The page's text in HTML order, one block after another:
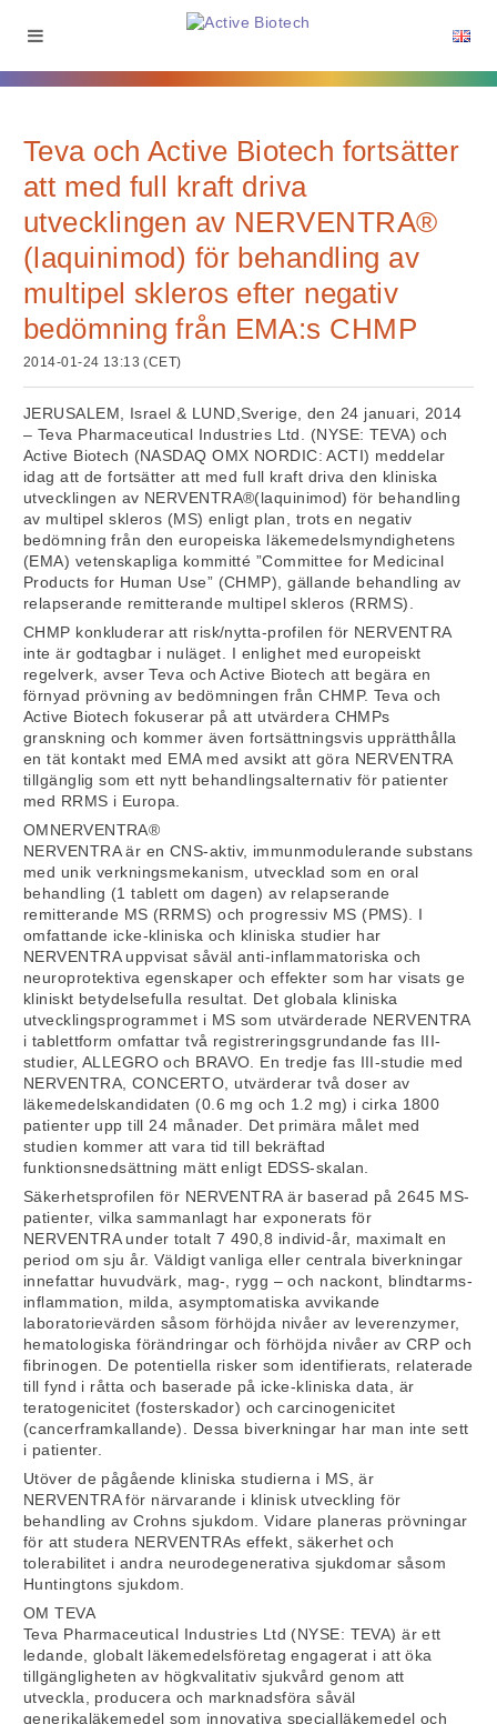
Teva och Active Biotech fortsätter
att med full kraft driva
utvecklingen av NERVENTRA®
(laquinimod) för behandling av
multipel skleros efter negativ
bedömning från EMA:s CHMP
2014-01-24 13:13 (CET)
JERUSALEM, Israel & LUND,Sverige, den 24 januari, 2014
– Teva Pharmaceutical Industries Ltd. (NYSE: TEVA) och
Active Biotech (NASDAQ OMX NORDIC: ACTI) meddelar
idag att de fortsätter att med full kraft driva den kliniska
utvecklingen av NERVENTRA®(laquinimod) för behandling
av multipel skleros (MS) enligt plan, trots en negativ
bedömning från den europeiska läkemedelsmyndighetens
(EMA) vetenskapliga kommitté ”Committee for Medicinal
Products for Human Use” (CHMP), gällande behandling av
relapserande remitterande multipel skleros (RRMS).
CHMP konkluderar att risk/nytta-profilen för NERVENTRA
inte är godtagbar i nuläget. I enlighet med europeiskt
regelverk, avser Teva och Active Biotech att begära en
förnyad prövning av bedömningen från CHMP. Teva och
Active Biotech fokuserar på att utvärdera CHMPs
granskning och kommer även fortsättningsvis upprätthålla
en tät kontakt med EMA med avsikt att göra NERVENTRA
tillgänglig som ett nytt behandlingsalternativ för patienter
med RRMS i Europa.
OMNERVENTRA®
NERVENTRA är en CNS-aktiv, immunmodulerande substans
med unik verkningsmekanism, utvecklad som en oral
behandling (1 tablett om dagen) av relapserande
remitterande MS (RRMS) och progressiv MS (PMS). I
omfattande icke-kliniska och kliniska studier har
NERVENTRA uppvisat såväl anti-inflammatoriska och
neuroprotektiva egenskaper och effekter som har visats ge
kliniskt betydelsefulla resultat. Det globala kliniska
utvecklingsprogrammet i MS som utvärderade NERVENTRA
i tablettform omfattar två registreringsgrundande fas III-
studier, ALLEGRO och BRAVO. En tredje fas III-studie med
NERVENTRA, CONCERTO, utvärderar två doser av
läkemedelskandidaten (0.6 mg och 1.2 mg) i cirka 1800
patienter upp till 24 månader. Det primära målet med
studien kommer att vara tid till bekräftad
funktionsnedsättning mätt enligt EDSS-skalan.
Säkerhetsprofilen för NERVENTRA är baserad på 2645 MS-
patienter, vilka sammanlagt har exponerats för
NERVENTRA under totalt 7 490,8 individ-år, maximalt en
period om sju år. Väldigt vanliga eller centrala biverkningar
innefattar huvudvärk, mag-, rygg – och nackont, blindtarms-
inflammation, milda, asymptomatiska avvikande
laboratorievärden såsom förhöjda nivåer av leverenzymer,
hematologiska förändringar och förhöjda nivåer av CRP och
fibrinogen. De potentiella risker som identifierats, relaterade
till fynd i råtta och baserade på icke-kliniska data, är
teratogenicitet (fosterskador) och carcinogenicitet
(cancerframkallande). Dessa biverkningar har man inte sett
i patienter.
Utöver de pågående kliniska studierna i MS, är
NERVENTRA för närvarande i klinisk utveckling för
behandling av Crohns sjukdom. Vidare planeras prövningar
för att studera NERVENTRAs effekt, säkerhet och
tolerabilitet i andra neurodegenerativa sjukdomar såsom
Huntingtons sjukdom.
OM TEVA
Teva Pharmaceutical Industries Ltd (NYSE: TEVA) är ett
ledande, globalt läkemedelsföretag engagerat i att öka
tillgängligheten av högkvalitativ sjukvård genom att
utveckla, producera och marknadsföra såväl
generikaläkemedel som innovativa specialläkemedel och